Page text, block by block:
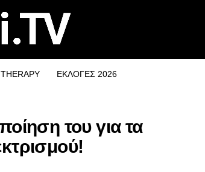
ΕΚΛΟΓΕΣ 2026
του για τα